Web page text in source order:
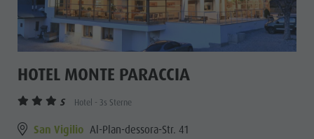
HOTEL MONTE PARACCIA
S Hotel - 3s Sterne
San Vigilio Al-Plan-dessora-Str. 41